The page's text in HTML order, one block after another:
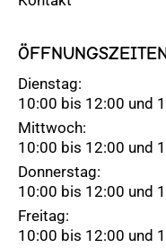
Dienstag:
10:00 bis 12:00 und
Mittwoch:
10:00 bis 12:00 und
Donnerstag:
10:00 bis 12:00 und
Freitag:
10:00 bis 12:00 und